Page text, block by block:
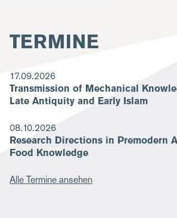
TERMINE
17.09.2026
Transmission of Mechanical
Late Antiquity and Early Islam
08.10.2026
Research Directions in Premodern
Food Knowledge
Alle Termine ansehen